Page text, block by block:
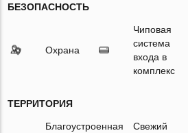
БЕЗОПАСНОСТЬ
Охрана
Чиповая
система
входа в
комплекс
ТЕРРИТОРИЯ
Благоустроенная
Свежий